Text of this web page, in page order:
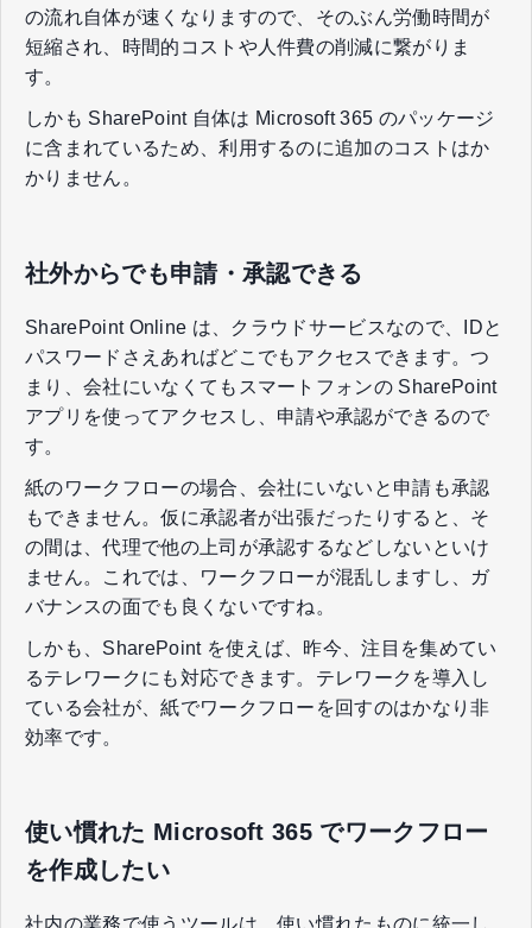
の流れ自体が速くなりますので、そのぶん労働時間が
短縮され、時間的コストや人件費の削減に繋がりま
す。
しかも SharePoint 自体は Microsoft 365 のパッケージ
に含まれているため、利用するのに追加のコストはか
かりません。
社外からでも申請・承認できる
SharePoint Online は、クラウドサービスなので、IDと
パスワードさえあればどこでもアクセスできます。つ
まり、会社にいなくてもスマートフォンの SharePoint
アプリを使ってアクセスし、申請や承認ができるので
す。
紙のワークフローの場合、会社にいないと申請も承認
もできません。仮に承認者が出張だったりすると、そ
の間は、代理で他の上司が承認するなどしないといけ
ません。これでは、ワークフローが混乱しますし、ガ
バナンスの面でも良くないですね。
しかも、SharePoint を使えば、昨今、注目を集めてい
るテレワークにも対応できます。テレワークを導入し
ている会社が、紙でワークフローを回すのはかなり非
効率です。
使い慣れた Microsoft 365 でワークフロー
を作成したい
社内の業務で使うツールは、使い慣れたものに統一し